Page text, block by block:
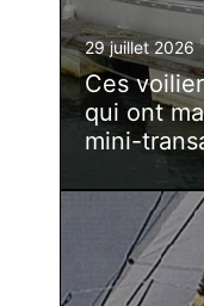
29 juillet 2026
Ces
qui ont
mini-